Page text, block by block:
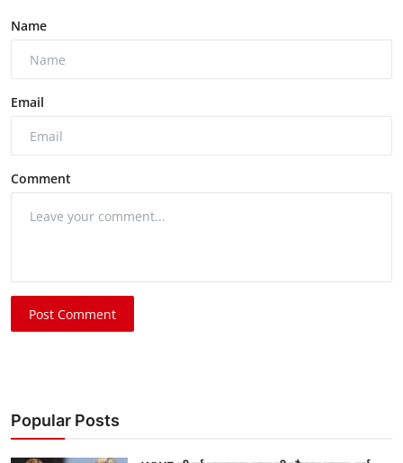
Name
Email
Comment
Post Comment
Popular Posts